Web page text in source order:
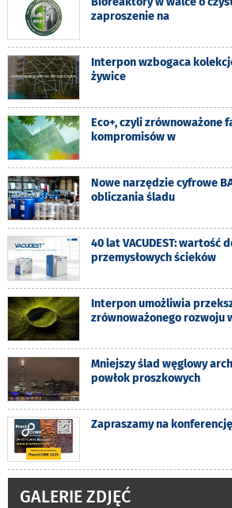
zaproszenie na
Interpon wzbogaca
żywice
Eco+, czyli zrównoważone
kompromisów w
Nowe narzędzie cyfrowe
obliczania śladu
40 lat VACUDEST: wartość
przemysłowych ścieków
Interpon umożliwia
zrównoważonego rozwoju
Mniejszy ślad węglowy
powłok proszkowych
Zapraszamy na
GALERIE ZDJĘĆ